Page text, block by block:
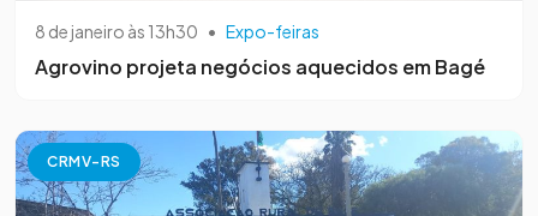
8 de janeiro às 13h30 • Expo-feiras
Agrovino projeta negócios aquecidos em Bagé
CRMV-RS